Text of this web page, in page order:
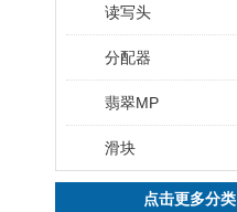
读写头
分配器
翡翠MP
滑块
点击更多分类